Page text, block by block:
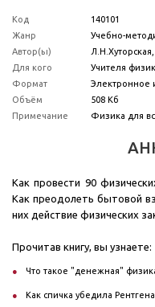
Код
140101
Жанр
Учебно-
Автор(ы)
Для кого
Учителя
Формат
Электронное
Объём
508 Кб
Примечание
Физика для
Как провести 90
Как преодолеть бытовой
них действие физических
Прочитав книгу, вы узнаете:
Что такое "денежная"
Как спичка убедила Рентгена.